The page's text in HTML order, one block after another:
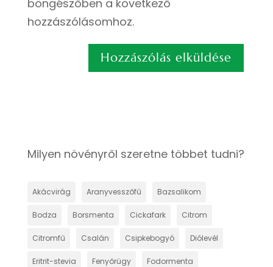
böngészőben a következő
hozzászólásomhoz.
Milyen növényről szeretne többet tudni?
Akácvirág Aranyvesszőfű Bazsalikom
Bodza Borsmenta Cickafark Citrom
Citromfű Csalán Csipkebogyó Diólevél
Eritrit-stevia Fenyőrügy Fodormenta